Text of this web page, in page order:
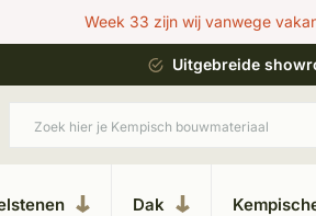
Week 33 zijn wij vanwege
Uitgebreide
Dak